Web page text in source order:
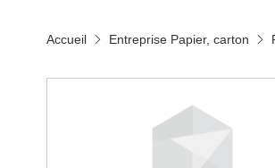
Accueil Entreprise Papier, carton